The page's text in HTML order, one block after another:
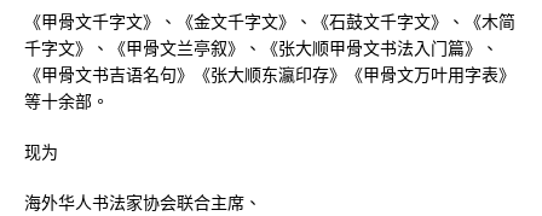
《甲骨文千字文》、《金文千字文》、《石鼓文千字文》、《木简
千字文》、《甲骨文兰亭叙》、《张大顺甲骨文书法入门篇》、
《甲骨文书吉语名句》《张大顺东瀛印存》《甲骨文万叶用字表》
等十余部。
现为
海外华人书法家协会联合主席、